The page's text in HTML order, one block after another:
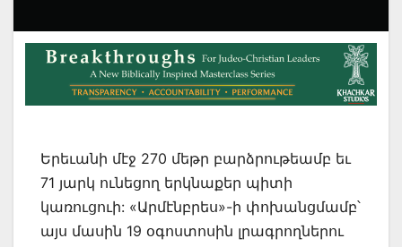
Երեւանի մէջ 270 մեթր բարձրութեամբ եւ
71 յարկ ունեցող երկնաքեր պիտի
կառուցուի: «Արմէնբրես»-ի փոխանցմամբ՝
այս մասին 19 օգոստոսին լրագրողներու